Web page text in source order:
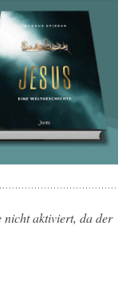
nicht aktiviert, da der